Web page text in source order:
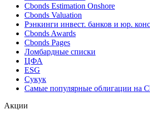
Ближайшие размещения (Россия)
Поиск котировок облигаций
Best bid/ask
Cbonds Estimation
Cbonds Estimation Onshore
Cbonds Valuation
Рэнкинги инвест. банков и юр.
Cbonds Awards
Cbonds Pages
Ломбардные списки
ESG